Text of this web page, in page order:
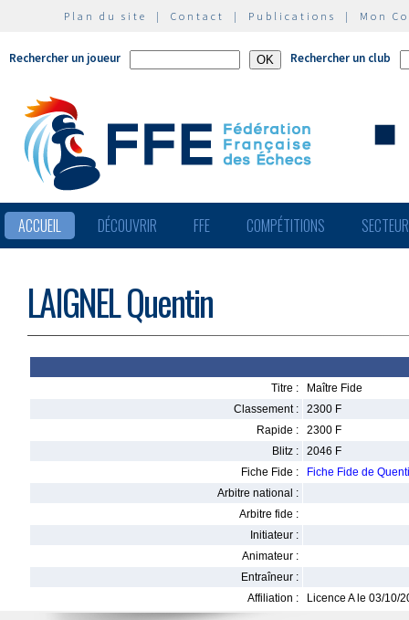
Plan du site | Contact | Publications | Mon
Rechercher un joueur Rechercher un club
ACCUEIL DÉCOUVRIR FFE COMPÉTITIONS
LAIGNEL Quentin
Titre :
Maître Fide
Classement :
2300 F
Rapide :
2300 F
Blitz :
2046 F
Fiche Fide :
Fiche Fide de
Arbitre national :
Arbitre fide :
Initiateur :
Animateur :
Entraîneur :
Affiliation :
Licence A le 03/10/